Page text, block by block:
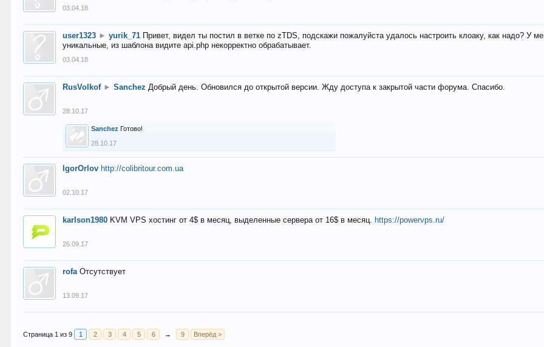
03.04.18
user1323 ► yurik_71 Привет, видел ты постил в ветке по zTDS, подскажи пожалуйста удалось настроить клоаку, как надо? У
уникальные, из шаблона видите api.php некорректно обрабатывает.
03.04.18
RusVolkof ► Sanchez Добрый день. Обновился до открытой версии. Жду доступа к закрытой части форума. Спасибо.
28.10.17
Sanchez Готово!
28.10.17
IgorOrlov http://colibritour.com.ua
02.10.17
karlson1980 KVM VPS хостинг от 4$ в месяц, выделенные сервера от 16$ в месяц. https://powervps.ru/
26.09.17
rofa Отсутствует
13.09.17
Страница 1 из 9 1 2 3 4 5 6 → 9 Вперёд >